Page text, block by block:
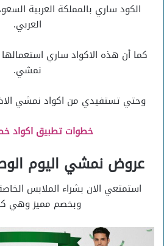
الكود ساري بالمملكة العربية
العربي.
كما أن هذه الاكواد ساري
نمشي.
وحتي تستفيدي من اكواد نمشي
خطوات تطبيق اكواد
عروض نمشي اليوم الوطني
استمتعي الان بشراء الملابس
وبخصم مميز وهي